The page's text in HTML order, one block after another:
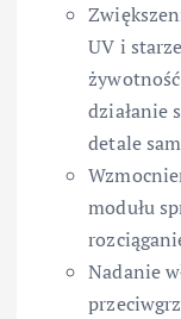
UV i
działanie
detale
modułu
Nadanie